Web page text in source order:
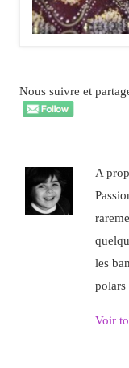
Nous suivre et
A
les
polars
Voir